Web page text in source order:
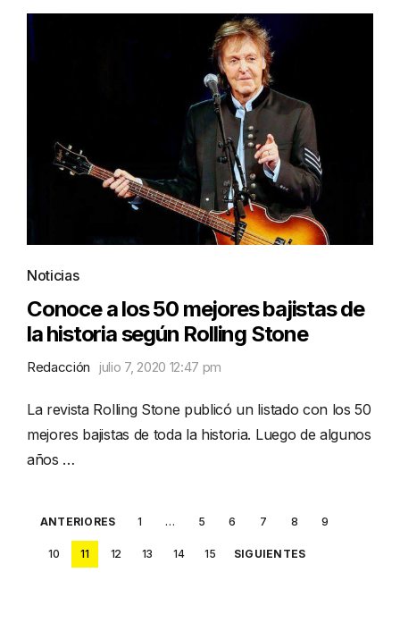
Noticias
Conoce a los 50 mejores bajistas de
la historia según Rolling Stone
Redacción julio 7, 2020 12:47 pm
La revista Rolling Stone publicó un listado con los 50
mejores bajistas de toda la historia. Luego de algunos
años …
Posts
pagination
ANTERIORES 1 … 5 6 7 8 9
10 11 12 13 14 15 SIGUIENTES